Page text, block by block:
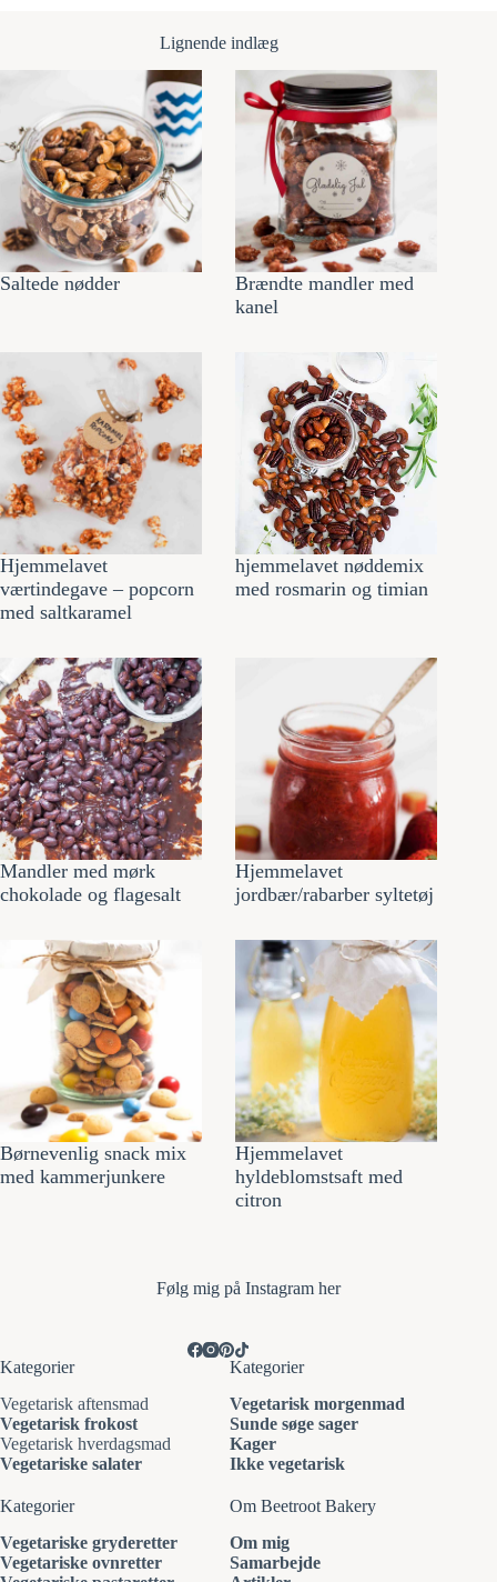
Lignende indlæg
Saltede nødder
Brændte mandler med
kanel
Hjemmelavet
værtindegave – popcorn
med saltkaramel
hjemmelavet nøddemix
med rosmarin og timian
Mandler med mørk
chokolade og flagesalt
Hjemmelavet
jordbær/rabarber syltetøj
Børnevenlig snack mix
med kammerjunkere
Hjemmelavet
hyldeblomstsaft med
citron
Følg mig på Instagram her